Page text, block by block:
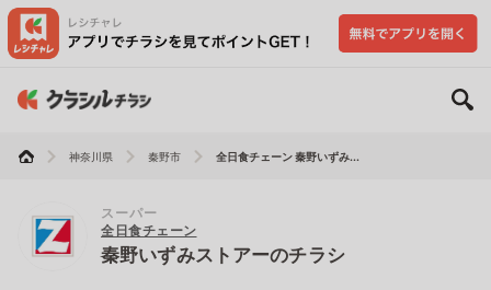
神奈川県 秦野市 全日食チェーン 秦野いずみ...
スーパー
全日食チェーン
秦野いずみストアーのチラシ